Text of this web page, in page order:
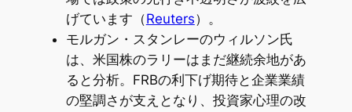
げています（Reuters）。
モルガン・スタンレーのウィルソン氏
は、米国株のラリーはまだ継続余地があ
ると分析。FRBの利下げ期待と企業業績
の堅調さが支えとなり、投資家心理の改